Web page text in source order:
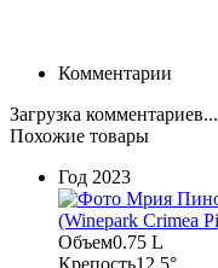
Комментарии
Загрузка комментариев...
Похожие товары
Год 2023
Объем0.75 L
Крепость12,5°